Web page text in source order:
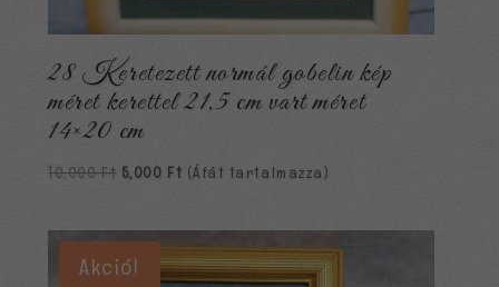
28 Keretezett normál gobelin kép
méret kerettel 21,5 cm vart méret
14×20 cm
10,000Ft Original
10,000 Ft.
5,000 FtCurrent
5,000 Ft.
(Áfát tartalmazza)
Akció!